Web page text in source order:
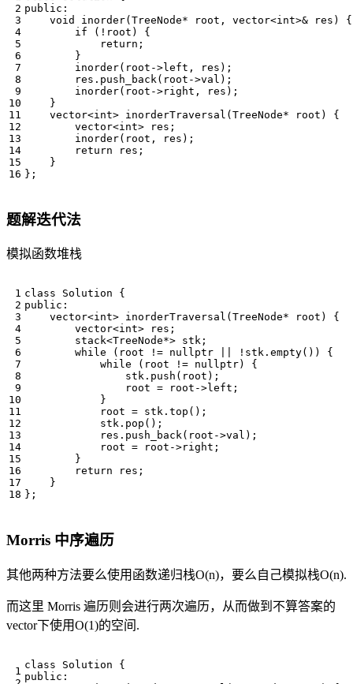
public :
void
inorder( TreeNode* root , vector<int>& res )
{
if
( ! root )
{
return ;
}
inorder( root ->left , res );
res . push_back ( root ->val );
inorder( root ->right , res );
}
vector<int> inorderTraversal ( TreeNode* root )
{
vector<int> res ;
inorder( root , res );
return
res ;
}
};
题解迭代法
模拟函数堆栈
class Solution
{
public :
vector<int> inorderTraversal ( TreeNode* root )
{
vector<int> res ;
stack<TreeNode*> stk ;
while
( root != nullptr ! stk . empty())
{
while
( root != nullptr)
{
stk . push ( root );
root = root ->left ;
}
root = stk . top ();
stk . pop ();
res . push_back( root ->val );
root = root ->right ;
}
return
res ;
}
};
Morris 中序遍历
其他两种方法要么使用函数递归栈O(n)，要么自己模拟栈O(n).
而这里 Morris 遍历则会进行两次遍历，从而做到不算答案的
vector下使用O(1)的空间.
class Solution
{
public :